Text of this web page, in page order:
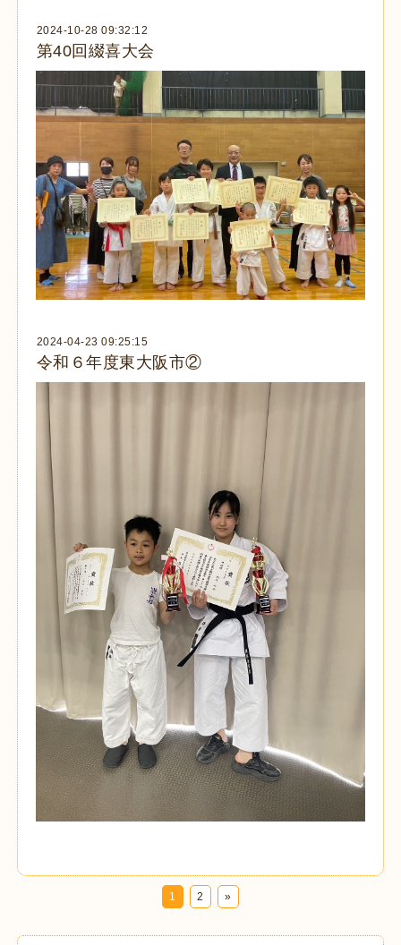
2024-10-28 09:32:12
第40回綴喜大会
2024-04-23 09:25:15
令和６年度東大阪市②
1 2 »